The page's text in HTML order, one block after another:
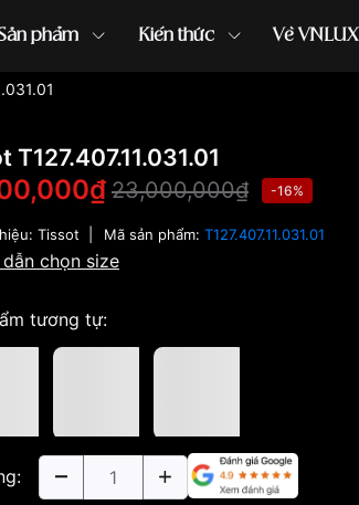
phẩm Kiến thức Về VNLUX
T127.407.11.031.01
23,000,000₫ -16%
Tissot Mã sản phẩm: T127.407.11.031.01
chọn size
tương tự: